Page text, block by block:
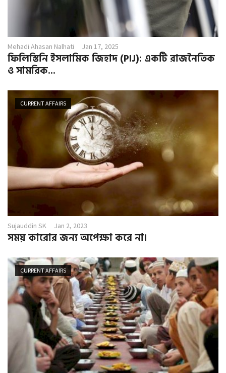
Mehadi Ahasan Nalhati Jan 17, 2025
ফিলিস্তিনি ইসলামিক জিহাদ (PIJ): একটি রাজনৈতিক
ও সামরিক...
CURRENT AFFAIRS
Sujauddin SK Jan 2, 2023
সময় কারোর জন্য অপেক্ষা করে না।
CURRENT AFFAIRS